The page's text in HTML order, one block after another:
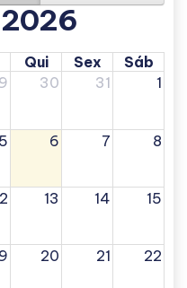
Qui Sex
Sáb
30 31 1
5 6 7 8
13 14 15
20 21 22